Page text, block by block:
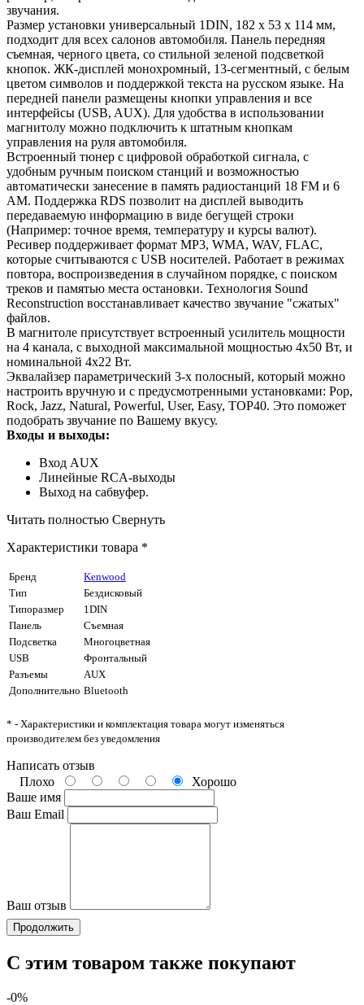
звучания.
Размер установки универсальный 1DIN, 182 x 53 x 114 мм,
подходит для всех салонов автомобиля. Панель передняя
съемная, черного цвета, со стильной зеленой подсветкой
кнопок. ЖК-дисплей монохромный, 13-сегментный, с белым
цветом символов и поддержкой текста на русском языке. На
передней панели размещены кнопки управления и все
интерфейсы (USB, AUX). Для удобства в использовании
магнитолу можно подключить к штатным кнопкам
управления на руля автомобиля.
Встроенный тюнер с цифровой обработкой сигнала, с
удобным ручным поиском станций и возможностью
автоматически занесение в память радиостанций 18 FM и 6
AM. Поддержка RDS позволит на дисплей выводить
передаваемую информацию в виде бегущей строки
(Например: точное время, температуру и курсы валют).
Ресивер поддерживает формат MP3, WMA, WAV, FLAC,
которые считываются с USB носителей. Работает в режимах
повтора, воспроизведения в случайном порядке, с поиском
треков и памятью места остановки. Технология Sound
Reconstruction восстанавливает качество звучание "сжатых"
файлов.
В магнитоле присутствует встроенный усилитель мощности
на 4 канала, с выходной максимальной мощностью 4х50 Вт, и
номинальной 4х22 Вт.
Эквалайзер параметрический 3-х полосный, который можно
настроить вручную и с предусмотренными установками: Pop,
Rock, Jazz, Natural, Powerful, User, Easy, TOP40. Это поможет
подобрать звучание по Вашему вкусу.
Входы и выходы:
Вход AUX
Линейные RCA-выходы
Выход на сабвуфер.
Читать полностью Свернуть
Характеристики товара *
Бренд
Kenwood
Тип
Бездисковый
Типоразмер
1DIN
Панель
Cъемная
Подсветка
Многоцветная
USB
Фронтальный
Разъемы
AUX
Дополнительно Bluetooth
* - Характеристики и комплектация товара могут изменяться
производителем без уведомления
Написать отзыв
Плохо
Хорошо
Ваше имя
Ваш Email
Ваш отзыв
Продолжить
С этим товаром также покупают
-0%